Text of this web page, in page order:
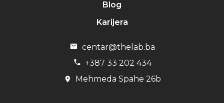
Blog
Karijera
centar@thelab.ba
+387 33 202 434
Mehmeda Spahe 26b